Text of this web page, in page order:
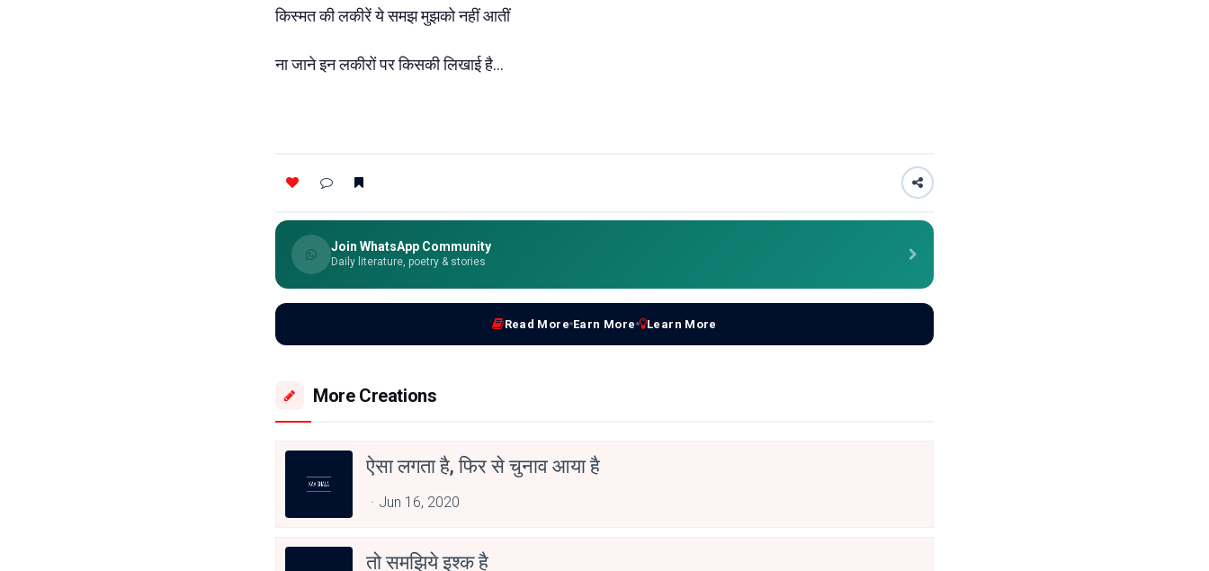
किस्मत की लकीरें ये समझ मुझको नहीं आतीं
ना जाने इन लकीरों पर किसकी लिखाई है...
Join WhatsApp Community
Daily literature, poetry & stories
Read More Earn More Learn More
More Creations
ऐसा लगता है, फिर से चुनाव आया है
Jun 16, 2020
तो समझिये इश्क है